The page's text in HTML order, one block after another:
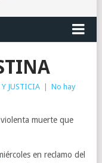
Y JUSTICIA
No hay
muerte que
en reclamo del